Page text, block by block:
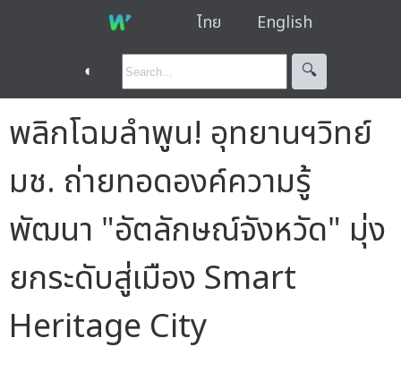
ไทย English
◐ 🔍︎
พลิกโฉมลำพูน! อุทยานฯวิทย์
มช. ถ่ายทอดองค์ความรู้
พัฒนา "อัตลักษณ์จังหวัด" มุ่ง
ยกระดับสู่เมือง Smart
Heritage City